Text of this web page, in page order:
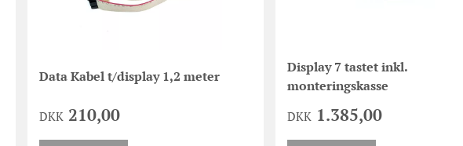
Data Kabel t/display 1,2 meter
DKK 210,00
Display 7 tastet inkl.
monteringskasse
DKK 1.385,00